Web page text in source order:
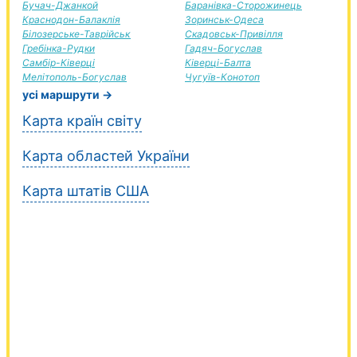
Бучач-Джанкой
Краснодон-Балаклія
Білозерське-Таврійськ
Гребінка-Рудки
Самбір-Ківерці
Мелітополь-Богуслав
Баранівка-Сторожинець
Зоринськ-Одеса
Скадовськ-Привілля
Гадяч-Богуслав
Ківерці-Балта
Чугуїв-Конотоп
усі маршрути →
Карта країн світу
Карта областей України
Карта штатів США